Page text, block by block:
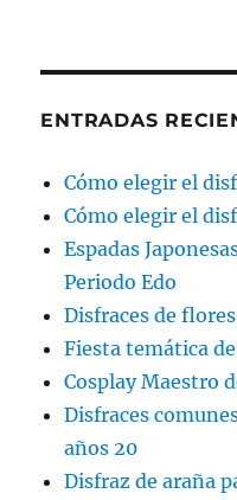
ENTRADAS
Cómo elegir el
Cómo elegir el
Espadas
Periodo Edo
Disfraces de flores
Fiesta temática
Cosplay Maestro
Disfraces
años 20
Disfraz de araña